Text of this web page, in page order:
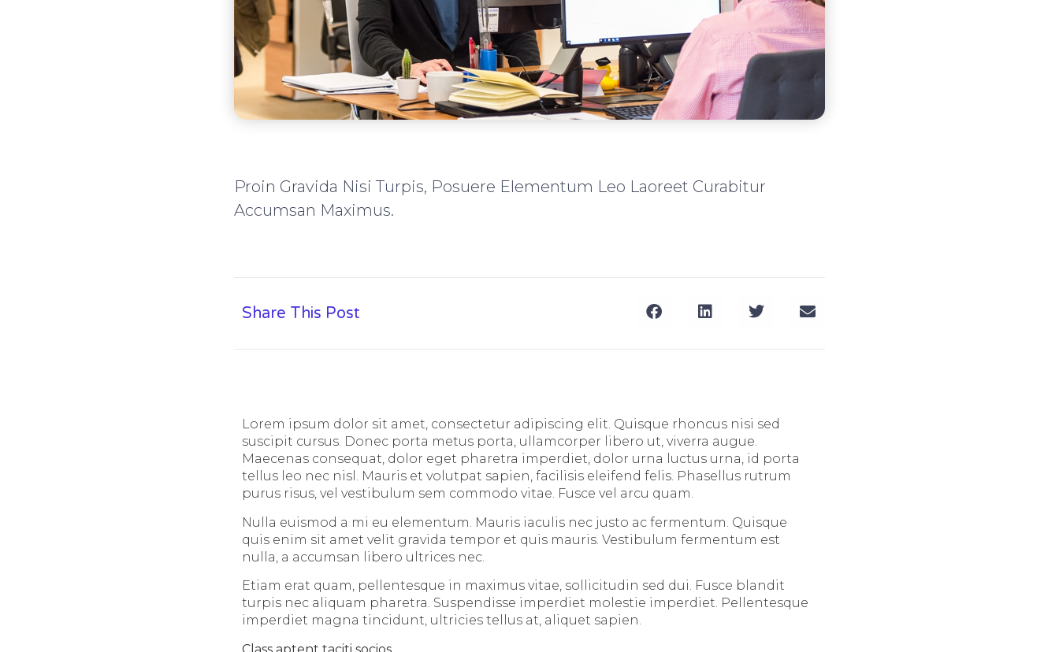
Proin Gravida Nisi Turpis, Posuere Elementum Leo Laoreet Curabitur
Accumsan Maximus.
Share This Post
Lorem ipsum dolor sit amet, consectetur adipiscing elit. Quisque rhoncus nisi sed
suscipit cursus. Donec porta metus porta, ullamcorper libero ut, viverra augue.
Maecenas consequat, dolor eget pharetra imperdiet, dolor urna luctus urna, id porta
tellus leo nec nisl. Mauris et volutpat sapien, facilisis eleifend felis. Phasellus rutrum
purus risus, vel vestibulum sem commodo vitae. Fusce vel arcu quam.
Nulla euismod a mi eu elementum. Mauris iaculis nec justo ac fermentum. Quisque
quis enim sit amet velit gravida tempor et quis mauris. Vestibulum fermentum est
nulla, a accumsan libero ultrices nec.
Etiam erat quam, pellentesque in maximus vitae, sollicitudin sed dui. Fusce blandit
turpis nec aliquam pharetra. Suspendisse imperdiet molestie imperdiet. Pellentesque
imperdiet magna tincidunt, ultricies tellus at, aliquet sapien.
Class aptent taciti socios